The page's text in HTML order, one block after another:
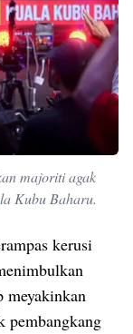
majoriti agak
Kubu Baharu.
kerusi
meyakinkan
pembangkang